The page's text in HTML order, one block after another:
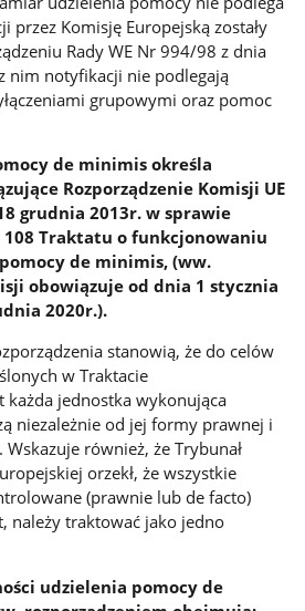
przez Komisję Europejską zostały
Rady WE Nr 994/98 z dnia
nim notyfikacji nie podlegają
grupowymi oraz pomoc
de minimis określa
Rozporządzenie Komisji UE
grudnia 2013r. w sprawie
Traktatu o funkcjonowaniu
de minimis, (ww.
obowiązuje od dnia 1 stycznia
2020r.).
stanowią, że do celów
w Traktacie
każda jednostka wykonująca
niezależnie od jej formy prawnej i
również, że Trybunał
orzekł, że wszystkie
(prawnie lub de facto)
należy traktować jako jedno
udzielenia pomocy de